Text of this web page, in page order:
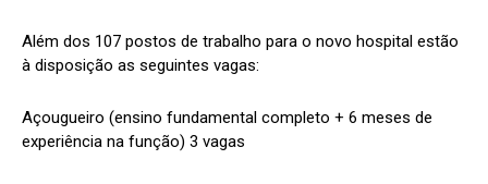
Além dos 107 postos de trabalho para o novo hospital estão
à disposição as seguintes vagas:
Açougueiro (ensino fundamental completo + 6 meses de
experiência na função) 3 vagas